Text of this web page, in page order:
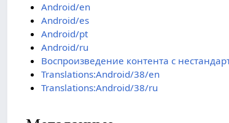
Android/en
Android/es
Android/pt
Android/ru
Воспроизведение контента с
Translations:Android/38/en
Translations:Android/38/ru